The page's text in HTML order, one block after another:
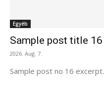
Egyéb
Sample post title 16
2026. Aug. 7.
Sample post no 16 excerpt.